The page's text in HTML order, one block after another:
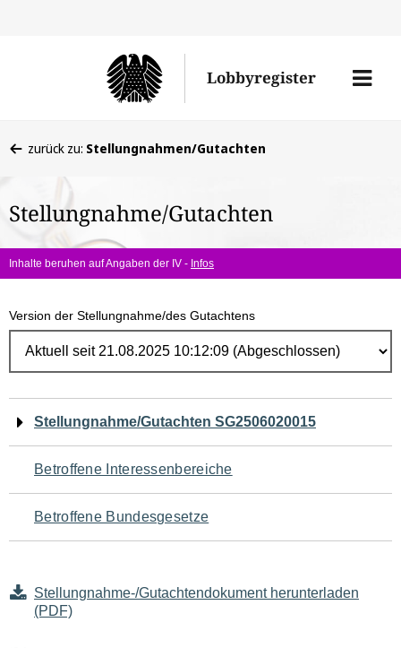
Lobbyregister
Menü
befinden
hier:
zurück zu: Stellungnahmen/Gutachten
Stellungnahme/Gutachten
Inhalte beruhen auf Angaben der IV - Infos
Version der Stellungnahme/des Gutachtens
Navigation
für
den
Seiteninhalt
Stellungnahme/Gutachten SG2506020015
Betroffene Interessenbereiche
Betroffene Bundesgesetze
Stellungnahme-/Gutachtendokument herunterladen
(PDF)